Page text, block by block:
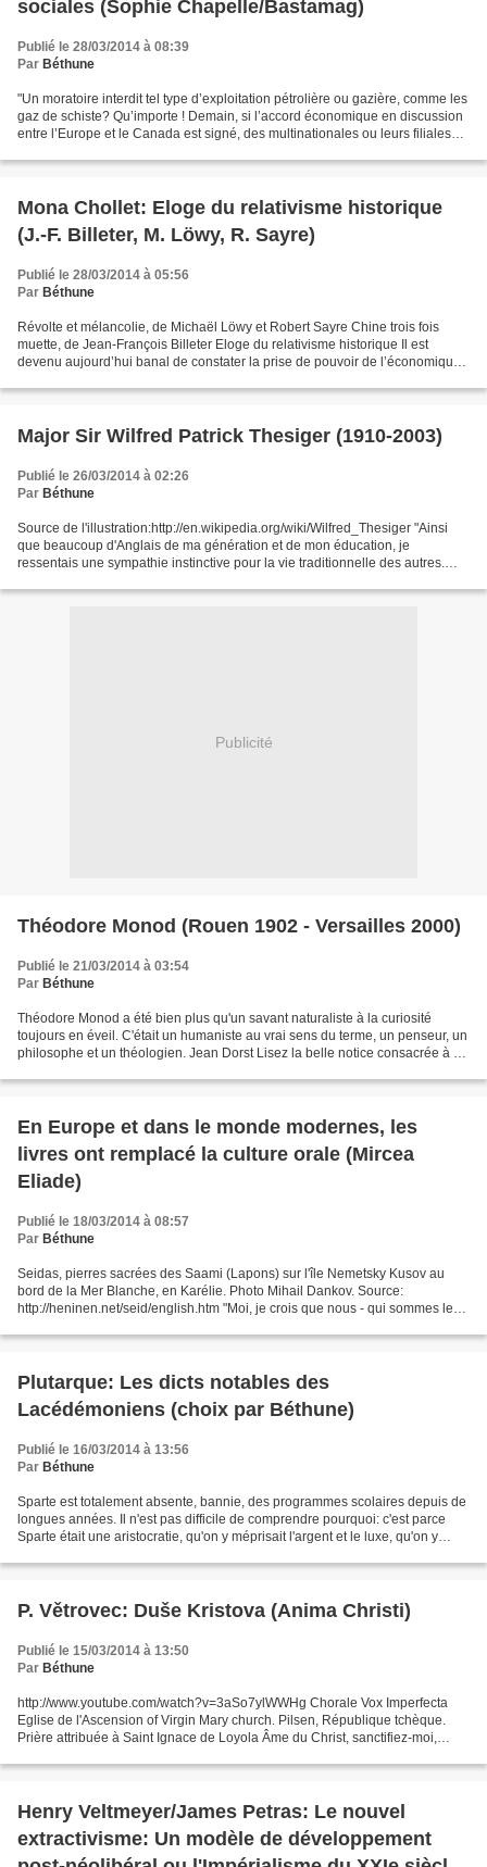
sociales (Sophie Chapelle/Bastamag)
Publié le 28/03/2014 à 08:39
Par Béthune
"Un moratoire interdit tel type d’exploitation pétrolière ou gazière, comme les
gaz de schiste? Qu’importe ! Demain, si l’accord économique en discussion
entre l’Europe et le Canada est signé, des multinationales ou leurs filiales
Mona Chollet: Eloge du relativisme historique
(J.-F. Billeter, M. Löwy, R. Sayre)
Publié le 28/03/2014 à 05:56
Par Béthune
Révolte et mélancolie, de Michaël Löwy et Robert Sayre Chine trois fois
muette, de Jean-François Billeter Eloge du relativisme historique Il est
devenu aujourd’hui banal de constater la prise de pouvoir de l’économique
Major Sir Wilfred Patrick Thesiger (1910-2003)
Publié le 26/03/2014 à 02:26
Par Béthune
Source de l'illustration:http://en.wikipedia.org/wiki/Wilfred_Thesiger "Ainsi
que beaucoup d'Anglais de ma génération et de mon éducation, je
ressentais une sympathie instinctive pour la vie traditionnelle des autres.
Publicité
Théodore Monod (Rouen 1902 - Versailles 2000)
Publié le 21/03/2014 à 03:54
Par Béthune
Théodore Monod a été bien plus qu'un savant naturaliste à la curiosité
toujours en éveil. C'était un humaniste au vrai sens du terme, un penseur, un
philosophe et un théologien. Jean Dorst Lisez la belle notice consacrée à ce
En Europe et dans le monde modernes, les
livres ont remplacé la culture orale (Mircea
Eliade)
Publié le 18/03/2014 à 08:57
Par Béthune
Seidas, pierres sacrées des Saami (Lapons) sur l'île Nemetsky Kusov au
bord de la Mer Blanche, en Karélie. Photo Mihail Dankov. Source:
http://heninen.net/seid/english.htm "Moi, je crois que nous - qui sommes les
Plutarque: Les dicts notables des
Lacédémoniens (choix par Béthune)
Publié le 16/03/2014 à 13:56
Par Béthune
Sparte est totalement absente, bannie, des programmes scolaires depuis de
longues années. Il n'est pas difficile de comprendre pourquoi: c'est parce
Sparte était une aristocratie, qu'on y méprisait l'argent et le luxe, qu'on y
P. Větrovec: Duše Kristova (Anima Christi)
Publié le 15/03/2014 à 13:50
Par Béthune
http://www.youtube.com/watch?v=3aSo7ylWWHg Chorale Vox Imperfecta
Eglise de l'Ascension of Virgin Mary church. Pilsen, République tchèque.
Prière attribuée à Saint Ignace de Loyola Âme du Christ, sanctifiez-moi,
Henry Veltmeyer/James Petras: Le nouvel
extractivisme: Un modèle de développement